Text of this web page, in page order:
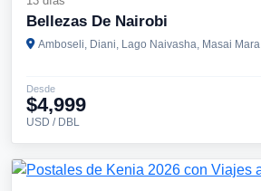
Bellezas De Nairobi
Amboseli, Diani, Lago Naivasha, Masai Mara
Desde
$4,999
USD / DBL